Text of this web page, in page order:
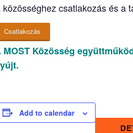
közösséghez csatlakozás és a
Csatlakozás
MOST Közösség
Add to calendar